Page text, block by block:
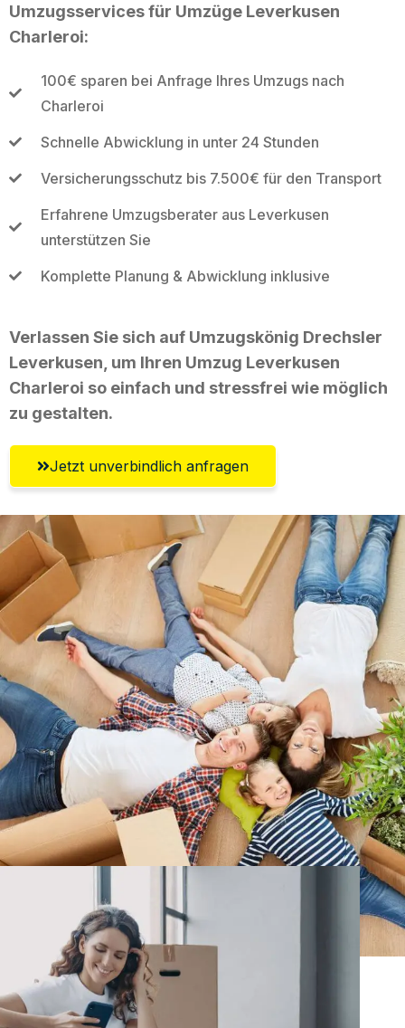
Umzugsservices für Umzüge Leverkusen
Charleroi:
100€ sparen bei Anfrage Ihres Umzugs nach
Charleroi
Schnelle Abwicklung in unter 24 Stunden
Versicherungsschutz bis 7.500€ für den Transport
Erfahrene Umzugsberater aus Leverkusen
unterstützen Sie
Komplette Planung & Abwicklung inklusive
Verlassen Sie sich auf Umzugskönig Drechsler
Leverkusen, um Ihren Umzug Leverkusen
Charleroi so einfach und stressfrei wie möglich
zu gestalten.
Jetzt unverbindlich anfragen